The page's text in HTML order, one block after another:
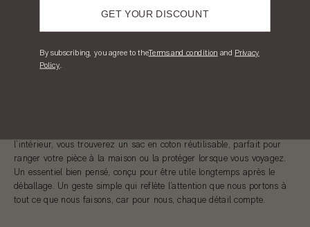
NOTRE PACKAGING
UN EMBALLAGE AVEC UN OBJECTIF
l’intérieur, vous trouverez un sac en coton réutilisable, parfait pour
ranger votre pièce à la maison ou la protéger lorsque vous voyagez.
Un essentiel bien pensé, conçu pour être utile longtemps après le
déballage. Un geste simple qui reflète l’attention que nous portons à
tout ce que nous faisons, car pour nous, chaque détail compte.
GET YOUR DISCOUNT
​By subscribing, you agree to theTerms and condition and Privacy
Policy